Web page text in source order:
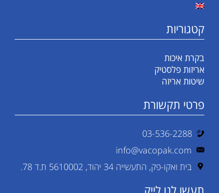
קטגוריות
בקרת איכות
אריזות פלסטיק
שיטות אריזה
פרטי תקשורת
03-536-2288
info@vacopak.com
בית ואקו-פק, התעשייה 34 יהוד, 5610002 ת.ד 78.